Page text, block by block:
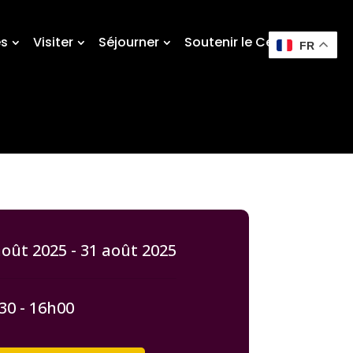
Visiter Séjourner Soutenir le Centre
2025 - 31 août 2025
- 16h00
FR